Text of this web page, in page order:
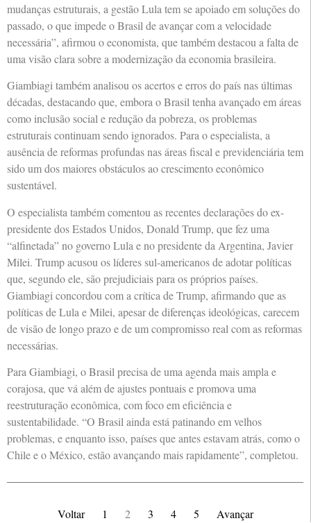
mudanças estruturais, a gestão Lula tem se apoiado em soluções do
passado, o que impede o Brasil de avançar com a velocidade
necessária”, afirmou o economista, que também destacou a falta de
uma visão clara sobre a modernização da economia brasileira.
Giambiagi também analisou os acertos e erros do país nas últimas
décadas, destacando que, embora o Brasil tenha avançado em áreas
como inclusão social e redução da pobreza, os problemas
estruturais continuam sendo ignorados. Para o especialista, a
ausência de reformas profundas nas áreas fiscal e previdenciária tem
sido um dos maiores obstáculos ao crescimento econômico
sustentável.
O especialista também comentou as recentes declarações do ex-
presidente dos Estados Unidos, Donald Trump, que fez uma
“alfinetada” no governo Lula e no presidente da Argentina, Javier
Milei. Trump acusou os líderes sul-americanos de adotar políticas
que, segundo ele, são prejudiciais para os próprios países.
Giambiagi concordou com a crítica de Trump, afirmando que as
políticas de Lula e Milei, apesar de diferenças ideológicas, carecem
de visão de longo prazo e de um compromisso real com as reformas
necessárias.
Para Giambiagi, o Brasil precisa de uma agenda mais ampla e
corajosa, que vá além de ajustes pontuais e promova uma
reestruturação econômica, com foco em eficiência e
sustentabilidade. “O Brasil ainda está patinando em velhos
problemas, e enquanto isso, países que antes estavam atrás, como o
Chile e o México, estão avançando mais rapidamente”, completou.
Voltar 1 2 3 4 5 Avançar